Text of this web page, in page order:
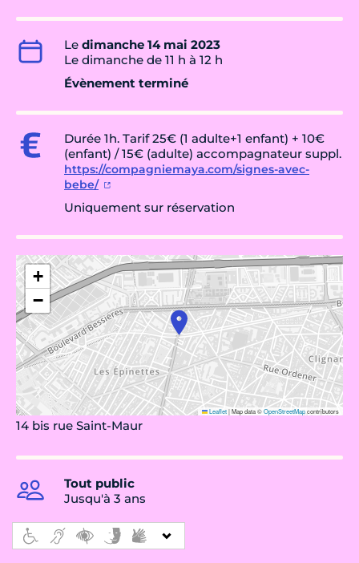
Le dimanche 14 mai 2023
Le dimanche de 11 h à 12 h
Évènement terminé
Durée 1h. Tarif 25€ (1 adulte+1 enfant) + 10€
(enfant) / 15€ (adulte) accompagnateur suppl.
https://compagniemaya.com/signes-avec-
bebe/
Uniquement sur réservation
+
−
Leaflet|Map data ©OpenStreetMapcontributors
14 bis rue Saint-Maur
Tout public
Jusqu'à 3 ans